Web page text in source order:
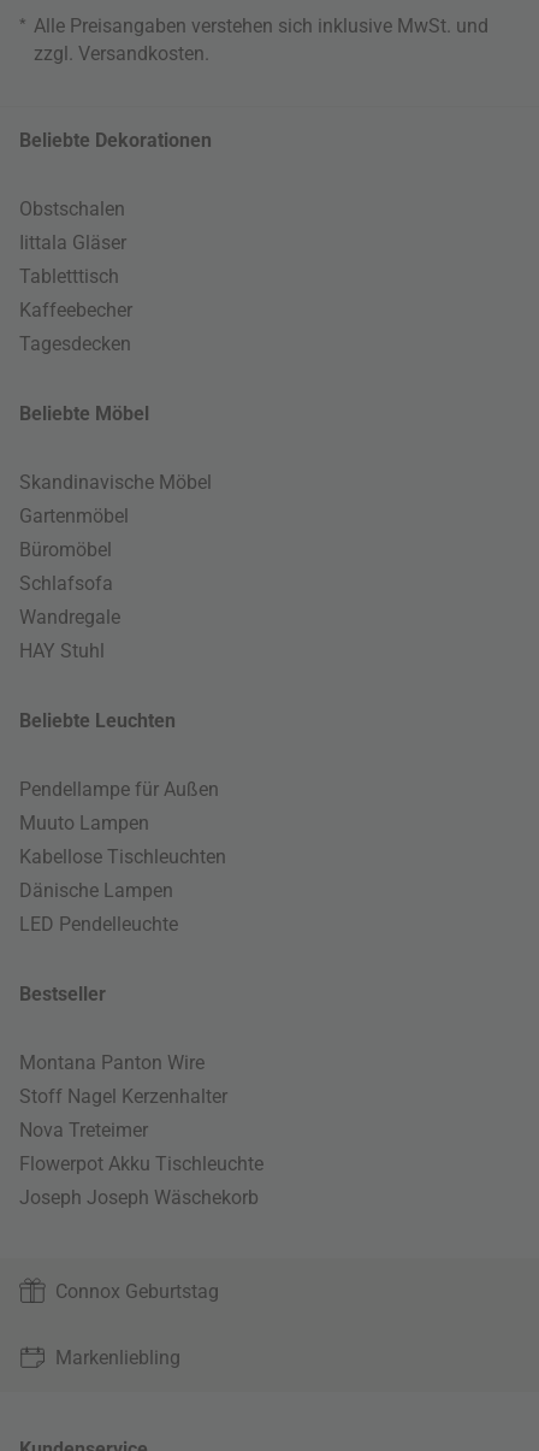
* Alle Preisangaben verstehen sich inklusive MwSt. und
zzgl. Versandkosten
Beliebte Dekorationen
Obstschalen
Iittala Gläser
Tabletttisch
Kaffeebecher
Tagesdecken
Beliebte Möbel
Skandinavische Möbel
Gartenmöbel
Büromöbel
Schlafsofa
Wandregale
HAY Stuhl
Beliebte Leuchten
Pendellampe für Außen
Muuto Lampen
Kabellose Tischleuchten
Dänische Lampen
LED Pendelleuchte
Bestseller
Montana Panton Wire
Stoff Nagel Kerzenhalter
Nova Treteimer
Flowerpot Akku Tischleuchte
Joseph Joseph Wäschekorb
Connox Geburtstag
Markenliebling